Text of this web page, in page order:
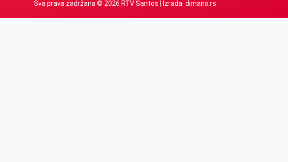
Sva prava zadržana © 2026 RTV Santos | Izrada: dimano.rs